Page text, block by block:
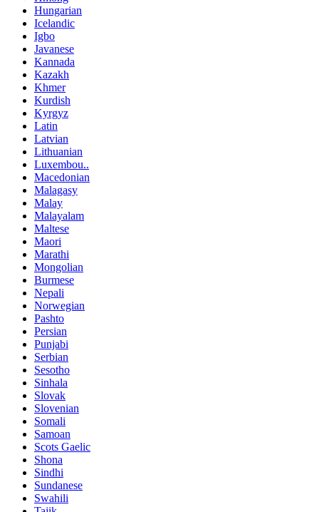
Hungarian
Icelandic
Igbo
Javanese
Kannada
Kazakh
Khmer
Kurdish
Kyrgyz
Latin
Latvian
Lithuanian
Luxembou..
Macedonian
Malagasy
Malay
Malayalam
Maltese
Maori
Marathi
Mongolian
Burmese
Nepali
Norwegian
Pashto
Persian
Punjabi
Serbian
Sesotho
Sinhala
Slovak
Slovenian
Somali
Samoan
Scots Gaelic
Shona
Sindhi
Sundanese
Swahili